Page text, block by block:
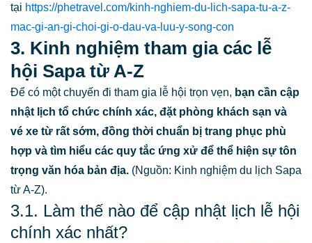
tại https://phetravel.com/kinh-nghiem-du-lich-sapa-tu-a-z-
mac-gi-an-gi-choi-gi-o-dau-va-luu-y-song-con
3. Kinh nghiệm tham gia các lễ
hội Sapa từ A-Z
Để có một chuyến đi tham gia lễ hội trọn vẹn, bạn cần cập
nhật lịch tổ chức chính xác, đặt phòng khách sạn và
vé xe từ rất sớm, đồng thời chuẩn bị trang phục phù
hợp và tìm hiểu các quy tắc ứng xử để thể hiện sự tôn
trọng văn hóa bản địa. (Nguồn: Kinh nghiệm du lịch Sapa
từ A-Z).
3.1. Làm thế nào để cập nhật lịch lễ hội
chính xác nhất?